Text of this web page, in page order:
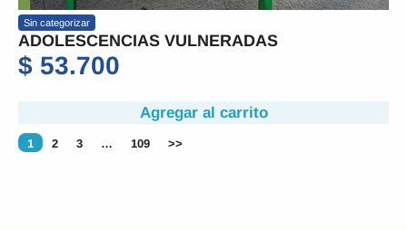
Sin categorizar
ADOLESCENCIAS VULNERADAS
$ 53.700
Agregar al carrito
1 2 3 … 109 >>